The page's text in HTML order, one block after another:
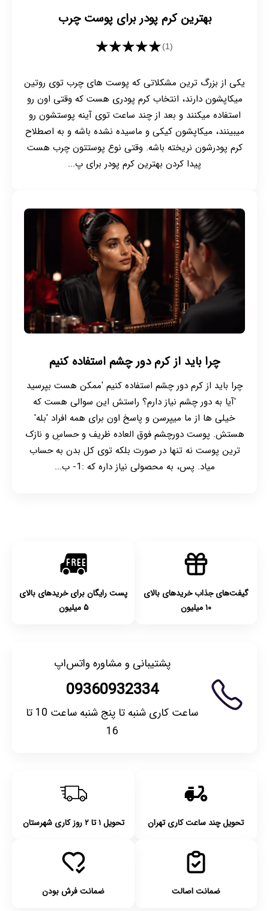
بهترین کرم پودر برای پوست چرب
★★★★★(1)
یکی از بزرگ ترین مشکلاتی که پوست های چرب توی روتین
میکاپشون دارند، انتخاب کرم پودری هست که وقتی اون رو
استفاده میکنند و بعد از چند ساعت توی آینه پوستشون رو
میبینند، میکاپشون کیکی و ماسیده نشده باشه و به اصطلاح
کرم پودرشون نریخته باشه. وقتی نوع پوستتون چرب هست
پیدا کردن بهترین کرم پودر برای پ...
چرا باید از کرم دور چشم استفاده کنیم
چرا باید از کرم دور چشم استفاده کنیم 'ممکن هست بپرسید
'آیا به دور چشم نیاز دارم؟ راستش این سوالی هست که
خیلی ها از ما میپرسن و پاسخ اون برای همه افراد 'بله'
هستش. پوست دورچشم فوق العاده ظریف و حساسِ و نازک
ترین پوست نه تنها در صورت بلکه توی کل بدن به حساب
میاد. پس، به محصولی نیاز داره که :1- ب...
گیفت‌های جذاب خریدهای بالای
۱۰ میلیون
پست رایگان برای خریدهای بالای
۵ میلیون
پشتیبانی و مشاوره واتس‌اپ
09360932334
ساعت کاری شنبه تا پنج شنبه ساعت 10 تا
16
تحویل چند ساعت کاری تهران تحویل ۱ تا ۲ روز کاری شهرستان
ضمانت اصالت ضمانت فرش بودن